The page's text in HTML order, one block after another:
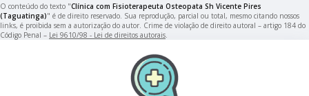
O conteúdo do texto "Clínica com Fisioterapeuta Osteopata Sh Vicente Pires
(Taguatinga)" é de direito reservado. Sua reprodução, parcial ou total, mesmo citando nossos
links, é proibida sem a autorização do autor. Crime de violação de direito autoral – artigo 184 do
Código Penal – Lei 9610/98 - Lei de direitos autorais.